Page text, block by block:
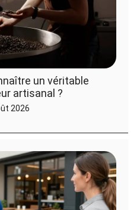
un véritable
artisanal ?
2026